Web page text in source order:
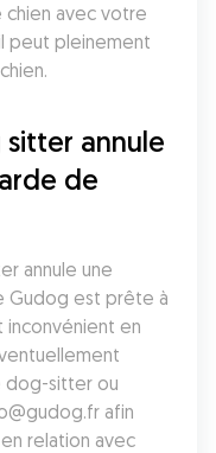
avec votre
peut pleinement
annule
de
Gudog est prête à
inconvénient en
dog-sitter ou
afin
relation avec